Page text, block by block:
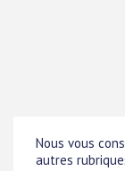
Nous vous
autres